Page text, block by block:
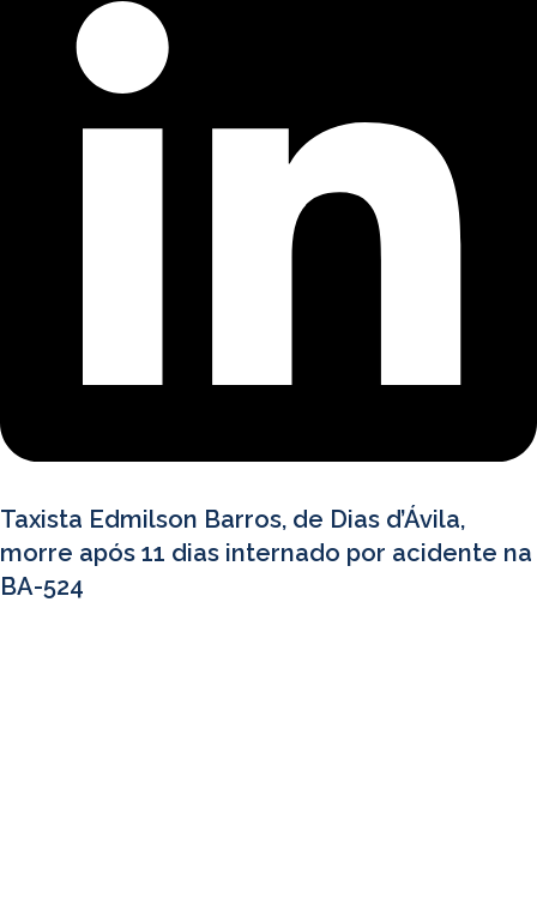
Taxista Edmilson Barros, de Dias d’Ávila,
morre após 11 dias internado por acidente na
BA-524